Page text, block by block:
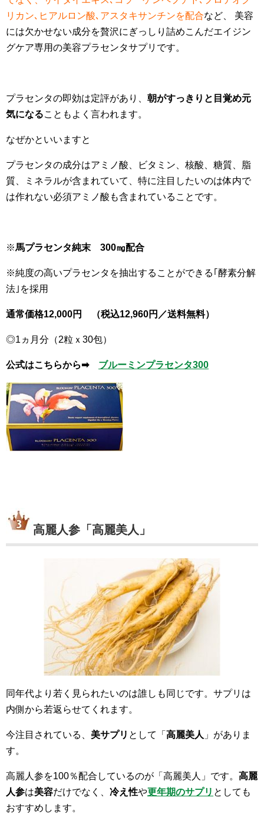
リカン､ヒアルロン酸､アスタキサンチンを配合など、 美容
には欠かせない成分を贅沢にぎっしり詰めこんだエイジン
グケア専用の美容プラセンタサプリです。
プラセンタの即効は定評があり、 朝がすっきりと目覚め元
気になることもよく言われます。
なぜかといいますと
プラセンタの成分はアミノ酸、ビタミン、核酸、糖質、脂
質、ミネラルが含まれていて、特に注目したいのは体内で
は作れない必須アミノ酸も含まれていることです。
※馬プラセンタ純末 300㎎配合
※純度の高いプラセンタを抽出することができる｢酵素分解
法｣を採用
通常価格12,000円 （税込12,960円／送料無料）
◎1ヵ月分（2粒ｘ30包）
公式はこちらから➡ ブルーミンプラセンタ300
高麗人参「高麗美人」
同年代より若く見られたいのは誰しも同じです。サプリは
内側から若返らせてくれます。
今注目されている、 美サプリ として「 高麗美人 」がありま
す。
高麗人参を100％配合しているのが「高麗美人」です。 高麗
人参は美容だけでなく、 冷え性や更年期のサプリ としても
おすすめします。